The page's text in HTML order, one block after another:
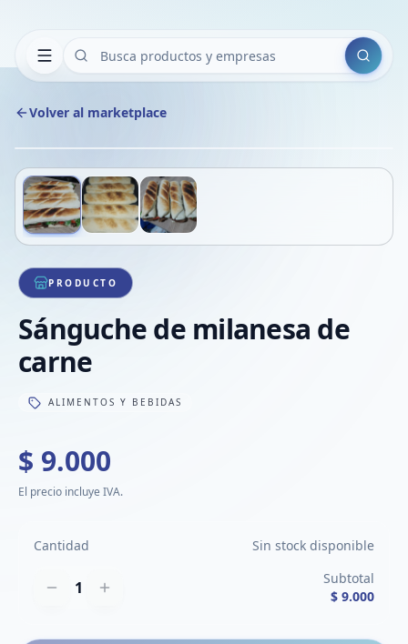
Buscar
Volver al marketplace
1/3
PRODUCTO
Sánguche de milanesa de
carne
ALIMENTOS Y BEBIDAS
$ 9.000
El precio incluye IVA.
Cantidad Sin stock disponible
1
Subtotal
$ 9.000